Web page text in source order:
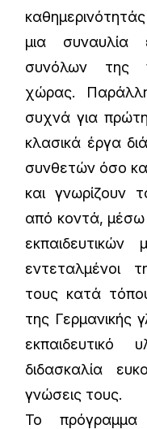
μια
συνόλων της
χώρας.
συχνά για
κλασικά έργα
συνθετών όσο
και γνωρίζουν
από κοντά, μέσω
εντεταλμένοι
τους κατά
της Γερμανικής
διδασκαλία
γνώσεις τους.
Το